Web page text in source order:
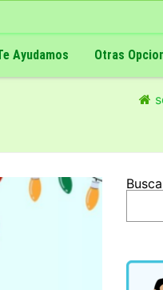
Ayudamos Otras